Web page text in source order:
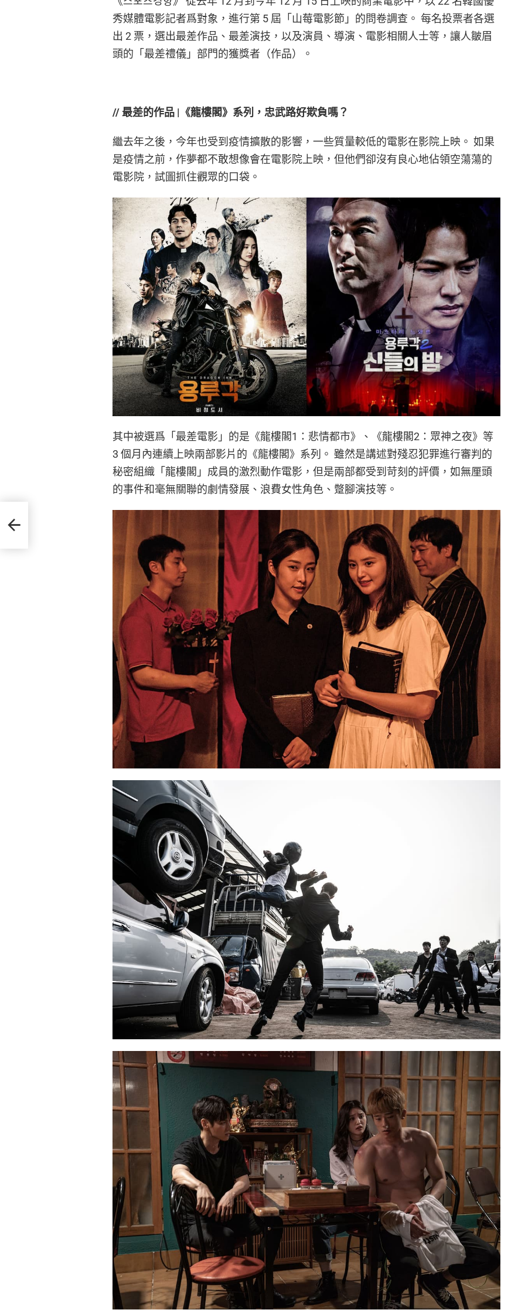
秀媒體電影記者爲對象，進行第 5 屆「山莓電影節」的問卷調查。 每名投票者各選
出 2 票，選出最差作品、最差演技，以及演員、導演、電影相關人士等，讓人皺眉
頭的「最差禮儀」部門的獲獎者（作品）。
// 最差的作品 |《龍樓閣》系列，忠武路好欺負嗎？
繼去年之後，今年也受到疫情擴散的影響，一些質量較低的電影在影院上映。 如果
是疫情之前，作夢都不敢想像會在電影院上映，但他們卻沒有良心地佔領空蕩蕩的
電影院，試圖抓住觀眾的口袋。
其中被選爲「最差電影」的是《龍樓閣1：悲情都市》、《龍樓閣2：眾神之夜》等
3 個月內連續上映兩部影片的《龍樓閣》系列。 雖然是講述對殘忍犯罪進行審判的
秘密組織「龍樓閣」成員的激烈動作電影，但是兩部都受到苛刻的評價，如無厘頭
的事件和毫無關聯的劇情發展、浪費女性角色、蹩腳演技等。